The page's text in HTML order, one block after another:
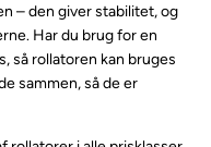
– den giver stabilitet, og
Har du brug for en
så rollatoren kan bruges
sammen, så de er